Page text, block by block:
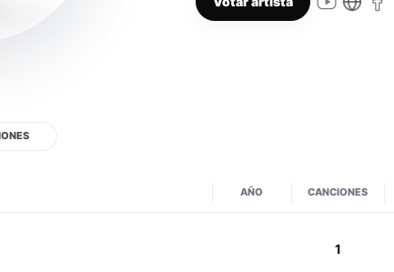
AÑO CANCIONES
1